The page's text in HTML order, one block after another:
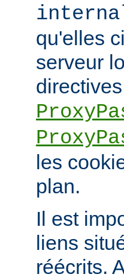
qu'elles
serveur
directives
les
plan.
Il est
liens
réécrits.